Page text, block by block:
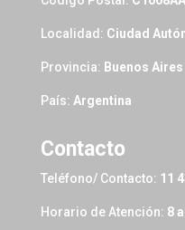
Localidad: Ciudad
Provincia: Buenos Aires
País: Argentina
Contacto
Teléfono/ Contacto: 11
Horario de Atención: 8